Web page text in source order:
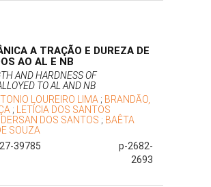
A TRAÇÃO E DUREZA DE
AO AL E NB
AND HARDNESS OF
TO AL AND NB
LOUREIRO LIMA ; BRANDÃO,
; LETÍCIA DOS SANTOS
DOS SANTOS ; BAÊTA
SOUZA
39785
p-2682-
2693